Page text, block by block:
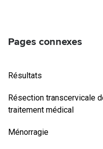
Pages connexes
Résultats
Résection transcervicale
traitement médical
Ménorragie